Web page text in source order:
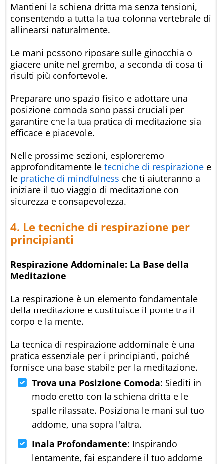
Mantieni la schiena dritta ma senza tensioni,
consentendo a tutta la tua colonna vertebrale di
allinearsi naturalmente.
Le mani possono riposare sulle ginocchia o
giacere unite nel grembo, a seconda di cosa ti
risulti più confortevole.
Preparare uno spazio fisico e adottare una
posizione comoda sono passi cruciali per
garantire che la tua pratica di meditazione sia
efficace e piacevole.
Nelle prossime sezioni, esploreremo
approfonditamente le tecniche di respirazione e
le pratiche di mindfulness che ti aiuteranno a
iniziare il tuo viaggio di meditazione con
sicurezza e consapevolezza.
4. Le tecniche di respirazione per
principianti
Respirazione Addominale: La Base della
Meditazione
La respirazione è un elemento fondamentale
della meditazione e costituisce il ponte tra il
corpo e la mente.
La tecnica di respirazione addominale è una
pratica essenziale per i principianti, poiché
fornisce una base stabile per la meditazione.
Trova una Posizione Comoda: Siediti in
modo eretto con la schiena dritta e le
spalle rilassate. Posiziona le mani sul tuo
addome, una sopra l'altra.
Inala Profondamente: Inspirando
lentamente, fai espandere il tuo addome